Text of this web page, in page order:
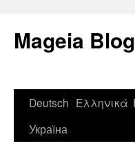
Mageia
Deutsch Ελληνικά
Україна